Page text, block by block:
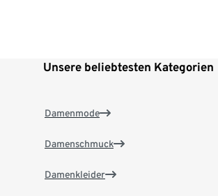
Unsere beliebtesten Kategorien
Damenmode
Damenschmuck
Damenkleider